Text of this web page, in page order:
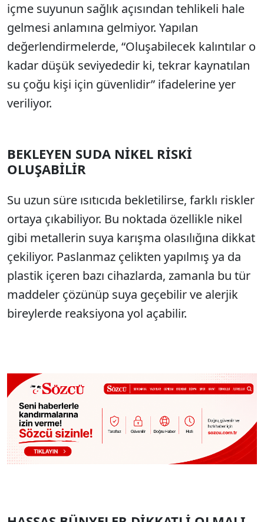
içme suyunun sağlık açısından tehlikeli hale
gelmesi anlamına gelmiyor. Yapılan
değerlendirmelerde, “Oluşabilecek kalıntılar o
kadar düşük seviyededir ki, tekrar kaynatılan
su çoğu kişi için güvenlidir” ifadelerine yer
veriliyor.
BEKLEYEN SUDA NİKEL RİSKİ
OLUŞABİLİR
Su uzun süre ısıtıcıda bekletilirse, farklı riskler
ortaya çıkabiliyor. Bu noktada özellikle nikel
gibi metallerin suya karışma olasılığına dikkat
çekiliyor. Paslanmaz çelikten yapılmış ya da
plastik içeren bazı cihazlarda, zamanla bu tür
maddeler çözünüp suya geçebilir ve alerjik
bireylerde reaksiyona yol açabilir.